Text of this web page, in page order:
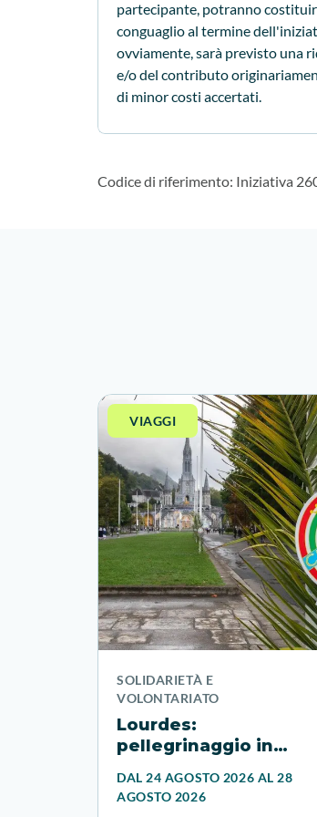
partecipante, potranno
conguaglio al termine
ovviamente, sarà previsto una
e/o del contributo
di minor costi accertati.
Codice di riferimento: Iniziativa
VIAGGI
SOLIDARIETÀ E
VOLONTARIATO
Lourdes:
pellegrinaggio in
DAL 24 AGOSTO 2026 AL 28
AGOSTO 2026